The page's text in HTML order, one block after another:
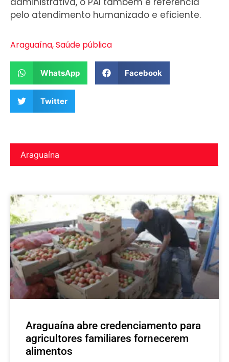
pelo atendimento humanizado e eficiente.
Araguaína,Saúde pública
WhatsApp Facebook
Twitter
Araguaína
Araguaína abre credenciamento para
agricultores familiares fornecerem
alimentos